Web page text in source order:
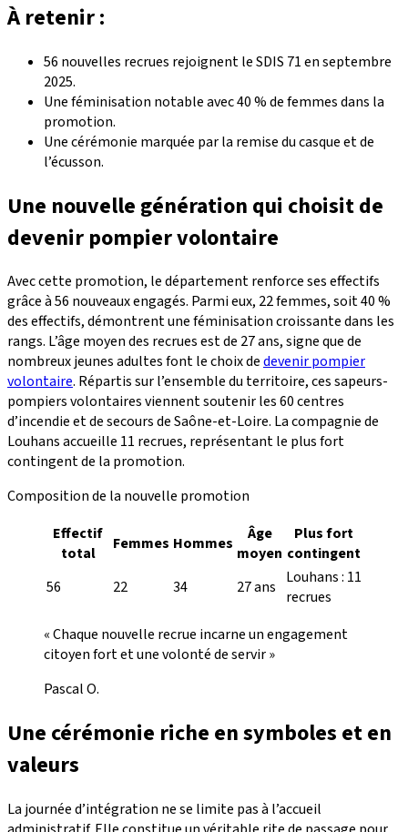
À retenir :
56 nouvelles recrues rejoignent le SDIS 71 en septembre
2025.
Une féminisation notable avec 40 % de femmes dans la
promotion.
Une cérémonie marquée par la remise du casque et de
l’écusson.
Une nouvelle génération qui choisit de
devenir pompier volontaire
Avec cette promotion, le département renforce ses effectifs
grâce à 56 nouveaux engagés. Parmi eux, 22 femmes, soit 40 %
des effectifs, démontrent une féminisation croissante dans les
rangs. L’âge moyen des recrues est de 27 ans, signe que de
nombreux jeunes adultes font le choix dedevenir pompier
volontaire. Répartis sur l’ensemble du territoire, ces sapeurs-
pompiers volontaires viennent soutenir les 60 centres
d’incendie et de secours de Saône-et-Loire. La compagnie de
Louhans accueille 11 recrues, représentant le plus fort
contingent de la promotion.
Composition de la nouvelle promotion
Effectif
total
Femmes Hommes
Âge
moyen
Plus fort
contingent
56
22 34 27 ans Louhans : 11
recrues
« Chaque nouvelle recrue incarne un engagement
citoyen fort et une volonté de servir »
Pascal O.
Une cérémonie riche en symboles et en
valeurs
La journée d’intégration ne se limite pas à l’accueil